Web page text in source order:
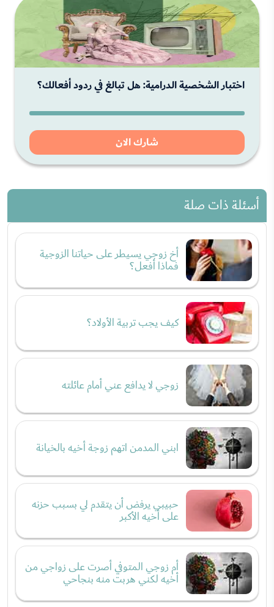
اختبار الشخصية الدرامية: هل تبالغ في ردود أفعالك؟
شارك الان
أسئلة ذات صلة
أخ زوجي يسيطر على حياتنا الزوجية
فماذا أفعل؟
كيف يجب تربية الأولاد؟
زوجي لا يدافع عني أمام عائلته
ابني المدمن اتهم زوجة أخيه بالخيانة
حبيبي يرفض أن يتقدم لي بسبب حزنه
على أخيه الأكبر
أم زوجي المتوفي أصرت على زواجي من
أخيه لكني هربت منه بنجاحي